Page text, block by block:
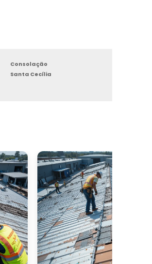
Consolação
Santa Cecília